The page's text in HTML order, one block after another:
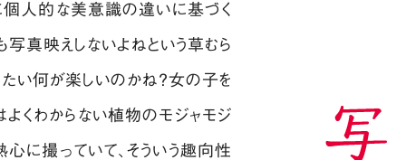
に個人的な美意識の違いに基づく
真映えしないよねという草むら
い何が楽しいのかね？女の子を
よくわからない植物のモジャモジ
心に撮っていて、そういう趣向性